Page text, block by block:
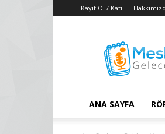
Kayıt Ol / Katıl
Puanları
–
2018
–
ANA SAYFA